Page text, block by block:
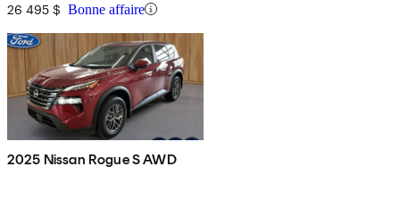
26 495 $ Bonne affaire
2025 Nissan Rogue S AWD